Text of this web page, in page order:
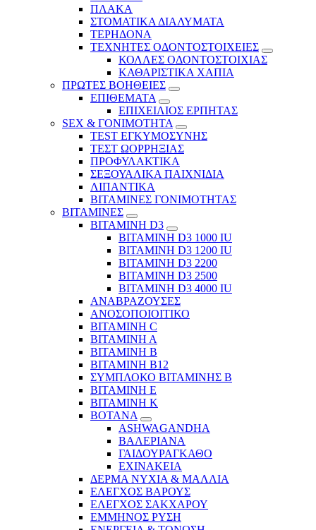
ΠΛΑΚΑ
ΣΤΟΜΑΤΙΚΑ ΔΙΑΛΥΜΑΤΑ
ΤΕΡΗΔΟΝΑ
ΤΕΧΝΗΤΕΣ ΟΔΟΝΤΟΣΤΟΙΧΕΙΕΣ
ΚΟΛΛΕΣ ΟΔΟΝΤΟΣΤΟΙΧΙΑΣ
ΚΑΘΑΡΙΣΤΙΚΑ ΧΑΠΙΑ
ΠΡΩΤΕΣ ΒΟΗΘΕΙΕΣ
ΕΠΙΘΕΜΑΤΑ
ΕΠΙΧΕΙΛΙΟΣ ΕΡΠΗΤΑΣ
SEX & ΓΟΝΙΜΟΤΗΤΑ
TEST ΕΓΚΥΜΟΣΥΝΗΣ
ΤΕΣΤ ΩΟΡΡΗΞΙΑΣ
ΠΡΟΦΥΛΑΚΤΙΚΑ
ΣΕΞΟΥΑΛΙΚΑ ΠΑΙΧΝΙΔΙΑ
ΛΙΠΑΝΤΙΚΑ
ΒΙΤΑΜΙΝΕΣ ΓΟΝΙΜΟΤΗΤΑΣ
ΒΙΤΑΜΙΝΕΣ
ΒΙΤΑΜΙΝΗ D3
ΒΙΤΑΜΙΝΗ D3 1000 IU
ΒΙΤΑΜΙΝΗ D3 1200 IU
ΒΙΤΑΜΙΝΗ D3 2200
ΒΙΤΑΜΙΝΗ D3 2500
BITAMINH D3 4000 IU
ΑΝΑΒΡΑΖΟΥΣΕΣ
ΑΝΟΣΟΠΟΙΟΙΤΙΚΟ
ΒΙΤΑΜΙΝΗ C
ΒΙΤΑΜΙΝΗ Α
ΒΙΤΑΜΙΝΗ Β
ΒΙΤΑΜΙΝΗ Β12
ΣΥΜΠΛΟΚΟ ΒΙΤΑΜΙΝΗΣ Β
ΒΙΤΑΜΙΝΗ Ε
ΒΙΤΑΜΙΝΗ Κ
ΒΟΤΑΝΑ
ASHWAGANDHA
ΒΑΛΕΡΙΑΝΑ
ΓΑΙΔΟΥΡΑΓΚΑΘΟ
ΕΧΙΝΑΚΕΙΑ
ΔΕΡΜΑ ΝΥΧΙΑ & ΜΑΛΛΙΑ
ΕΛΕΓΧΟΣ ΒΑΡΟΥΣ
ΕΛΕΓΧΟΣ ΣΑΚΧΑΡΟΥ
ΕΜΜΗΝΟΣ ΡΥΣΗ